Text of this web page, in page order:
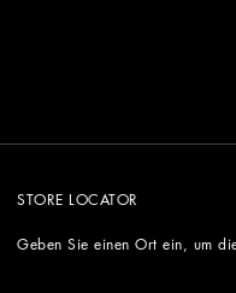
STORE LOCATOR
Geben Sie einen Ort ein, um